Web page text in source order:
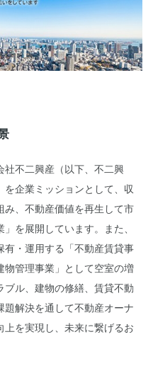
不二興産（以下、不二興
企業ミッションとして、収
、不動産価値を再生して市
を展開しています。また、
有・運用する「不動産賃貸事
管理事業」として空室の増
ル、建物の修繕、賃貸不動
解決を通して不動産オーナ
を実現し、未来に繋げるお